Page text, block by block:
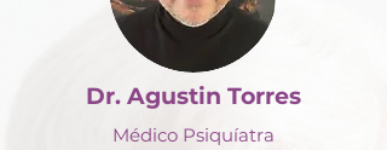
Dr. Agustin Torres
Médico Psiquíatra